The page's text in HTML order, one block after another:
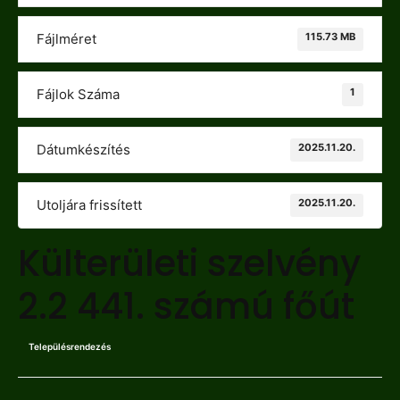
Fájlméret 115.73 MB
Fájlok Száma 1
Dátumkészítés 2025.11.20.
Utoljára frissített 2025.11.20.
Külterületi szelvény
2.2 441. számú főút
Településrendezés